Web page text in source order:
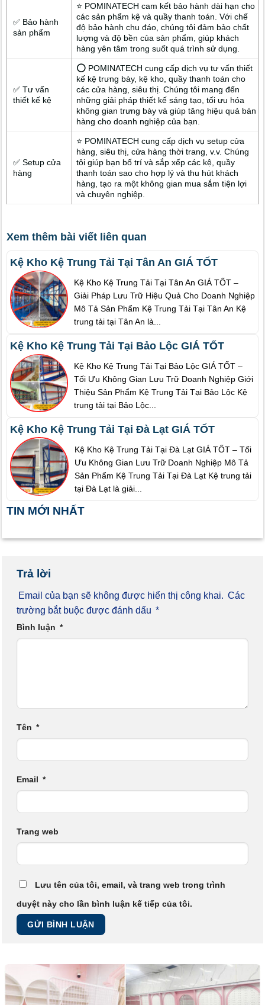
✅ Bảo hành
sản phẩm
⭐ POMINATECH cam kết bảo hành dài hạn cho
các sản phẩm kệ và quầy thanh toán. Với chế
độ bảo hành chu đáo, chúng tôi đảm bảo chất
lượng và độ bền của sản phẩm, giúp khách
hàng yên tâm trong suốt quá trình sử dụng.
✅ Tư vấn
thiết kế kệ
⭕ POMINATECH cung cấp dịch vụ tư vấn thiết
kế kệ trưng bày, kệ kho, quầy thanh toán cho
các cửa hàng, siêu thị. Chúng tôi mang đến
những giải pháp thiết kế sáng tạo, tối ưu hóa
không gian trưng bày và giúp tăng hiệu quả bán
hàng cho doanh nghiệp của bạn.
✅ Setup cửa
hàng
⭐ POMINATECH cung cấp dịch vụ setup cửa
hàng, siêu thị, cửa hàng thời trang, v.v. Chúng
tôi giúp bạn bố trí và sắp xếp các kệ, quầy
thanh toán sao cho hợp lý và thu hút khách
hàng, tạo ra một không gian mua sắm tiện lợi
và chuyên nghiệp.
Xem thêm bài viết liên quan
Kệ Kho Kệ Trung Tải Tại Tân An GIÁ TỐT
Kệ Kho Kệ Trung Tải Tại Tân An GIÁ TỐT –
Giải Pháp Lưu Trữ Hiệu Quả Cho Doanh Nghiệp
Mô Tả Sản Phẩm Kệ Trung Tải Tại Tân An Kệ
trung tải tại Tân An là...
Kệ Kho Kệ Trung Tải Tại Bảo Lộc GIÁ TỐT
Kệ Kho Kệ Trung Tải Tại Bảo Lộc GIÁ TỐT –
Tối Ưu Không Gian Lưu Trữ Doanh Nghiệp Giới
Thiệu Sản Phẩm Kệ Trung Tải Tại Bảo Lộc Kệ
trung tải tại Bảo Lộc...
Kệ Kho Kệ Trung Tải Tại Đà Lạt GIÁ TỐT
Kệ Kho Kệ Trung Tải Tại Đà Lạt GIÁ TỐT – Tối
Ưu Không Gian Lưu Trữ Doanh Nghiệp Mô Tả
Sản Phẩm Kệ Trung Tải Tại Đà Lạt Kệ trung tải
tại Đà Lạt là giải...
TIN MỚI NHẤT
Trả lời
Email của bạn sẽ không được hiển thị công khai. Các
trường bắt buộc được đánh dấu *
Bình luận *
Tên *
Email *
Trang web
Lưu tên của tôi, email, và trang web trong trình
duyệt này cho lần bình luận kế tiếp của tôi.